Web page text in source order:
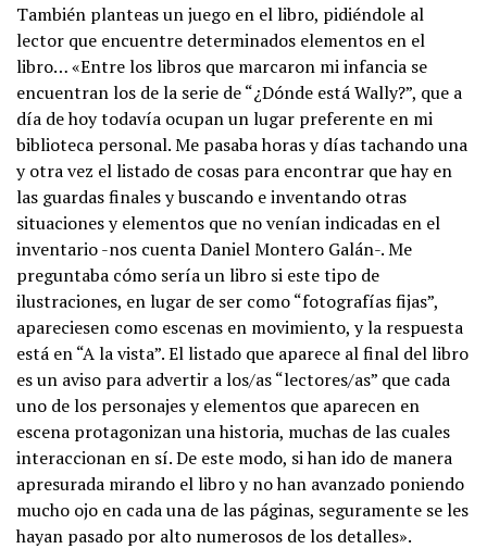
También planteas un juego en el libro, pidiéndole al
lector que encuentre determinados elementos en el
libro… «Entre los libros que marcaron mi infancia se
encuentran los de la serie de “¿Dónde está Wally?”, que a
día de hoy todavía ocupan un lugar preferente en mi
biblioteca personal. Me pasaba horas y días tachando una
y otra vez el listado de cosas para encontrar que hay en
las guardas finales y buscando e inventando otras
situaciones y elementos que no venían indicadas en el
inventario -nos cuenta Daniel Montero Galán-. Me
preguntaba cómo sería un libro si este tipo de
ilustraciones, en lugar de ser como “fotografías fijas”,
apareciesen como escenas en movimiento, y la respuesta
está en “A la vista”. El listado que aparece al final del libro
es un aviso para advertir a los/as “lectores/as” que cada
uno de los personajes y elementos que aparecen en
escena protagonizan una historia, muchas de las cuales
interaccionan en sí. De este modo, si han ido de manera
apresurada mirando el libro y no han avanzado poniendo
mucho ojo en cada una de las páginas, seguramente se les
hayan pasado por alto numerosos de los detalles».